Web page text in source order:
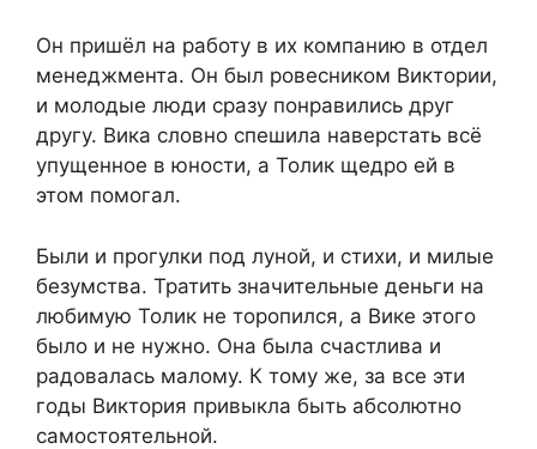
Он пришёл на работу в их компанию в отдел
менеджмента. Он был ровесником Виктории,
и молодые люди сразу понравились друг
другу. Вика словно спешила наверстать всё
упущенное в юности, а Толик щедро ей в
этом помогал.
Были и прогулки под луной, и стихи, и милые
безумства. Тратить значительные деньги на
любимую Толик не торопился, а Вике этого
было и не нужно. Она была счастлива и
радовалась малому. К тому же, за все эти
годы Виктория привыкла быть абсолютно
самостоятельной.